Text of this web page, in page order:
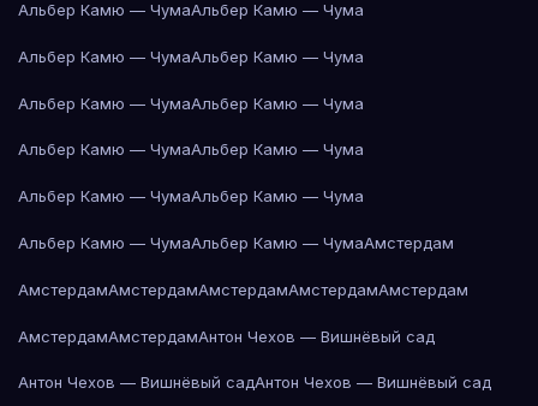
Альбер Камю — ЧумаАльбер Камю — Чума
Альбер Камю — ЧумаАльбер Камю — Чума
Альбер Камю — ЧумаАльбер Камю — Чума
Альбер Камю — ЧумаАльбер Камю — Чума
Альбер Камю — ЧумаАльбер Камю — Чума
Альбер Камю — ЧумаАльбер Камю — ЧумаАмстердам
АмстердамАмстердамАмстердамАмстердамАмстердам
АмстердамАмстердамАнтон Чехов — Вишнёвый сад
Антон Чехов — Вишнёвый садАнтон Чехов — Вишнёвый сад